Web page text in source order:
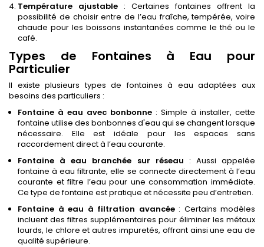
Température ajustable : Certaines fontaines offrent la
possibilité de choisir entre de l’eau fraîche, tempérée, voire
chaude pour les boissons instantanées comme le thé ou le
café.
Types de Fontaines à Eau pour
Particulier
Il existe plusieurs types de fontaines à eau adaptées aux
besoins des particuliers :
Fontaine à eau avec bonbonne : Simple à installer, cette
fontaine utilise des bonbonnes d'eau qui se changent lorsque
nécessaire. Elle est idéale pour les espaces sans
raccordement direct à l’eau courante.
Fontaine à eau branchée sur réseau : Aussi appelée
fontaine à eau filtrante, elle se connecte directement à l’eau
courante et filtre l’eau pour une consommation immédiate.
Ce type de fontaine est pratique et nécessite peu d’entretien.
Fontaine à eau à filtration avancée: Certains modèles
incluent des filtres supplémentaires pour éliminer les métaux
lourds, le chlore et autres impuretés, offrant ainsi une eau de
qualité supérieure.